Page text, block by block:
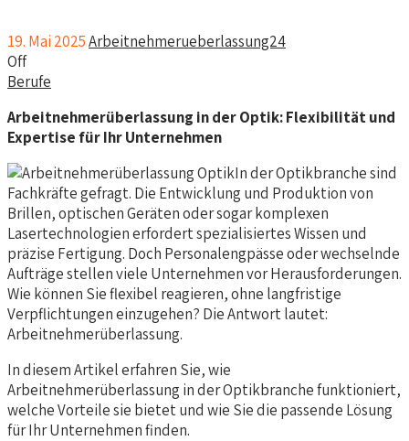
19. Mai 2025Arbeitnehmerueberlassung24
Off
Berufe
Arbeitnehmerüberlassung in der Optik: Flexibilität und
Expertise für Ihr Unternehmen
In der Optikbranche sind
Fachkräfte gefragt. Die Entwicklung und Produktion von
Brillen, optischen Geräten oder sogar komplexen
Lasertechnologien erfordert spezialisiertes Wissen und
präzise Fertigung. Doch Personalengpässe oder wechselnde
Aufträge stellen viele Unternehmen vor Herausforderungen.
Wie können Sie flexibel reagieren, ohne langfristige
Verpflichtungen einzugehen? Die Antwort lautet:
Arbeitnehmerüberlassung.
In diesem Artikel erfahren Sie, wie
Arbeitnehmerüberlassung in der Optikbranche funktioniert,
welche Vorteile sie bietet und wie Sie die passende Lösung
für Ihr Unternehmen finden.